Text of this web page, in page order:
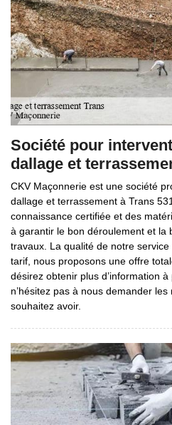
Société pour
dallage et
CKV Maçonnerie est une société
dallage et terrassement à Trans
connaissance certifiée et des
à garantir le bon déroulement et la
travaux. La qualité de notre
tarif, nous proposons une offre
désirez obtenir plus d’information
n’hésitez pas à nous demander
souhaitez avoir.